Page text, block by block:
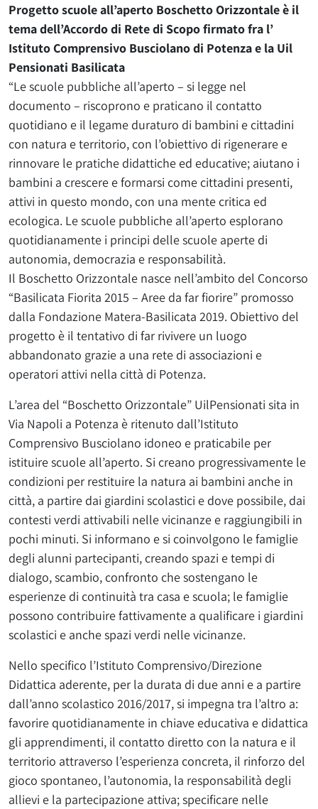
Progetto scuole all’aperto Boschetto Orizzontale è il
tema dell’Accordo di Rete di Scopo firmato fra l’
Istituto Comprensivo Busciolano di Potenza e la Uil
Pensionati Basilicata
“Le scuole pubbliche all’aperto – si legge nel
documento – riscoprono e praticano il contatto
quotidiano e il legame duraturo di bambini e cittadini
con natura e territorio, con l’obiettivo di rigenerare e
rinnovare le pratiche didattiche ed educative; aiutano i
bambini a crescere e formarsi come cittadini presenti,
attivi in questo mondo, con una mente critica ed
ecologica. Le scuole pubbliche all’aperto esplorano
quotidianamente i principi delle scuole aperte di
autonomia, democrazia e responsabilità.
Il Boschetto Orizzontale nasce nell’ambito del Concorso
“Basilicata Fiorita 2015 – Aree da far fiorire” promosso
dalla Fondazione Matera-Basilicata 2019. Obiettivo del
progetto è il tentativo di far rivivere un luogo
abbandonato grazie a una rete di associazioni e
operatori attivi nella città di Potenza.
L’area del “Boschetto Orizzontale” UilPensionati sita in
Via Napoli a Potenza è ritenuto dall’Istituto
Comprensivo Busciolano idoneo e praticabile per
istituire scuole all’aperto. Si creano progressivamente le
condizioni per restituire la natura ai bambini anche in
città, a partire dai giardini scolastici e dove possibile, dai
contesti verdi attivabili nelle vicinanze e raggiungibili in
pochi minuti. Si informano e si coinvolgono le famiglie
degli alunni partecipanti, creando spazi e tempi di
dialogo, scambio, confronto che sostengano le
esperienze di continuità tra casa e scuola; le famiglie
possono contribuire fattivamente a qualificare i giardini
scolastici e anche spazi verdi nelle vicinanze.
Nello specifico l’Istituto Comprensivo/Direzione
Didattica aderente, per la durata di due anni e a partire
dall’anno scolastico 2016/2017, si impegna tra l’altro a:
favorire quotidianamente in chiave educativa e didattica
gli apprendimenti, il contatto diretto con la natura e il
territorio attraverso l’esperienza concreta, il rinforzo del
gioco spontaneo, l’autonomia, la responsabilità degli
allievi e la partecipazione attiva; specificare nelle